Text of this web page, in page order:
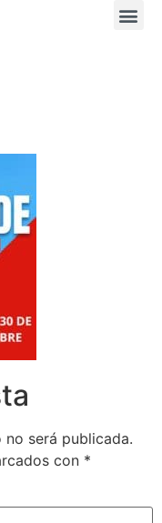
será publicada.
con *